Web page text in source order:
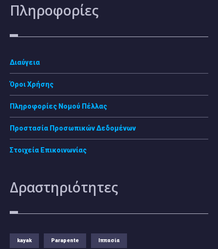
Πληροφορίες
Διαύγεια
Όροι Χρήσης
Πληροφορίες Νομού Πέλλας
Προστασία Προσωπικών Δεδομένων
Στοιχεία Επικοινωνίας
Δραστηριότητες
kayak Parapente Ιππασία